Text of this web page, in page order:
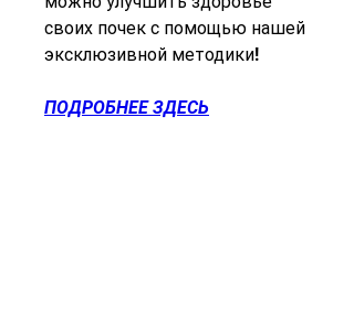
своих почек с помощью нашей
эксклюзивной методики!
ПОДРОБНЕЕ ЗДЕСЬ